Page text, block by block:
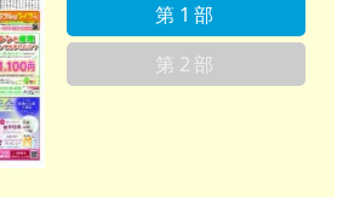
第1部
第2部